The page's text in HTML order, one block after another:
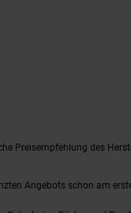
Preisempfehlung des
Angebots schon am